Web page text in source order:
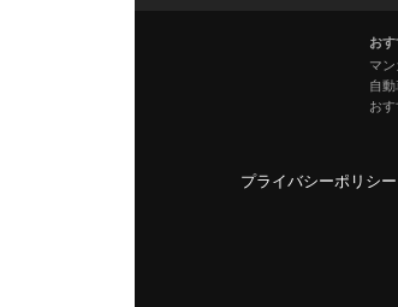
お
マ
自
お
プライバシーポリシー